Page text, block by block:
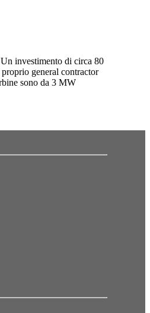
investimento di circa 80
general contractor
sono da 3 MW